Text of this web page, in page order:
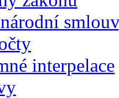
interpelace